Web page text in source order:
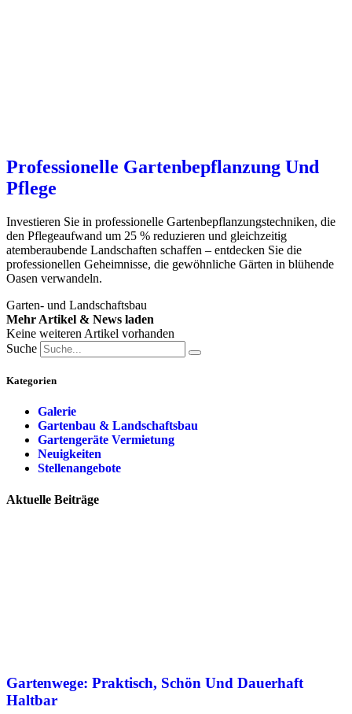
Professionelle Gartenbepflanzung Und
Pflege
Investieren Sie in professionelle Gartenbepflanzungstechniken, die
den Pflegeaufwand um 25 % reduzieren und gleichzeitig
atemberaubende Landschaften schaffen – entdecken Sie die
professionellen Geheimnisse, die gewöhnliche Gärten in blühende
Oasen verwandeln.
Garten- und Landschaftsbau
Mehr Artikel & News laden
Keine weiteren Artikel vorhanden
Suche
Kategorien
Galerie
Gartenbau & Landschaftsbau
Gartengeräte Vermietung
Neuigkeiten
Stellenangebote
Aktuelle Beiträge
Gartenwege: Praktisch, Schön Und Dauerhaft
Haltbar